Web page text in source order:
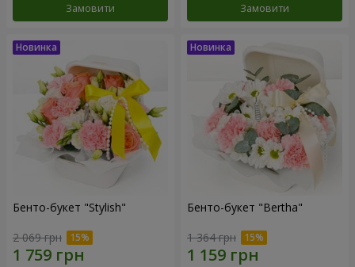
Замовити Замовити
Бенто-букет "Stylish"
2 069 грн
Бенто-букет "Bertha"
1 364 грн